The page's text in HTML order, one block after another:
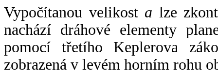
Vypočítanou velikost a lze
nachází dráhové elementy
pomocí třetího Keplerova
zobrazená v levém horním rohu